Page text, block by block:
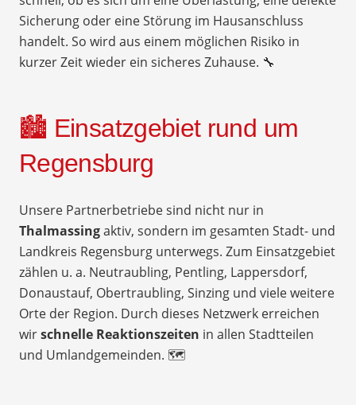
Sicherung oder eine Störung im Hausanschluss
handelt. So wird aus einem möglichen Risiko in
kurzer Zeit wieder ein sicheres Zuhause. 🔧
🏙️ Einsatzgebiet rund um
Regensburg
Unsere Partnerbetriebe sind nicht nur in
Thalmassingaktiv, sondern im gesamten Stadt- und
Landkreis Regensburg unterwegs. Zum Einsatzgebiet
zählen u. a. Neutraubling, Pentling, Lappersdorf,
Donaustauf, Obertraubling, Sinzing und viele weitere
Orte der Region. Durch dieses Netzwerk erreichen
wirschnelle Reaktionszeiten in allen Stadtteilen
und Umlandgemeinden. 🗺️